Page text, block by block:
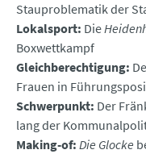
Stauproblematik der
Lokalsport: Die
Boxwettkampf
Gleichberechtigung:
Frauen in
Schwerpunkt: Der
lang der
Making-of: Die Glocke